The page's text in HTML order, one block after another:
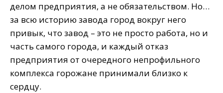
делом предприятия, а не обязательством. Но…
за всю историю завода город вокруг него
привык, что завод – это не просто работа, но и
часть самого города, и каждый отказ
предприятия от очередного непрофильного
комплекса горожане принимали близко к
сердцу.